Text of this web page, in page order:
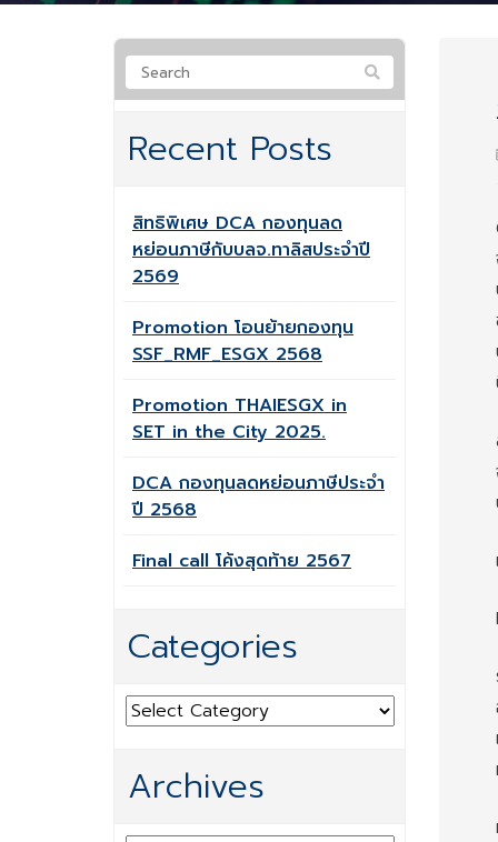
Recent Posts
สิทธิพิเศษ DCA กองทุนลด
หย่อนภาษีกับบลจ.ทาลิสประจำปี
2569
Promotion โอนย้ายกองทุน
SSF_RMF_ESGX 2568
Promotion THAIESGX in
SET in the City 2025.
DCA กองทุนลดหย่อนภาษีประจำ
ปี 2568
Final call โค้งสุดท้าย 2567
Categories
Categories
Archives